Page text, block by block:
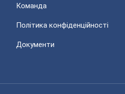
Команда
Політика конфіденційності
Документи